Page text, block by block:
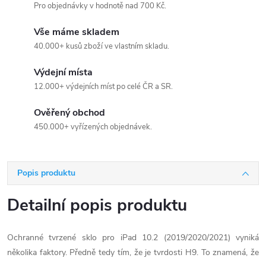
Pro objednávky v hodnotě nad 700 Kč.
Vše máme skladem
40.000+ kusů zboží ve vlastním skladu.
Výdejní místa
12.000+ výdejních míst po celé ČR a SR.
Ověřený obchod
450.000+ vyřízených objednávek.
Popis produktu
Detailní popis produktu
Ochranné tvrzené sklo pro iPad 10.2 (2019/2020/2021) vyniká
několika faktory. Předně tedy tím, že je tvrdosti H9. To znamená, že